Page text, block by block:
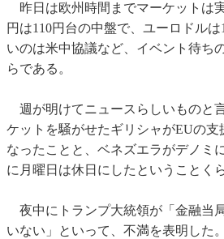
昨日は欧州時間までマーケットは
円は110円台の中盤で、ユーロドル
いのは米中協議など、イベント待ち
らである。
週が明けてニュースらしいものと
ケットを騒がせたギリシャがEUの支
なったことと、ベネズエラがデノミ
に月曜日は休日にしたということく
夜中にトランプ大統領が「金融当
いない」といって、不満を表明した